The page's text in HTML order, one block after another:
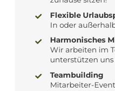
Flexible
In oder
Harmonisches
Wir arbeiten im
unterstützen
Teambuilding
Mitarbeiter-